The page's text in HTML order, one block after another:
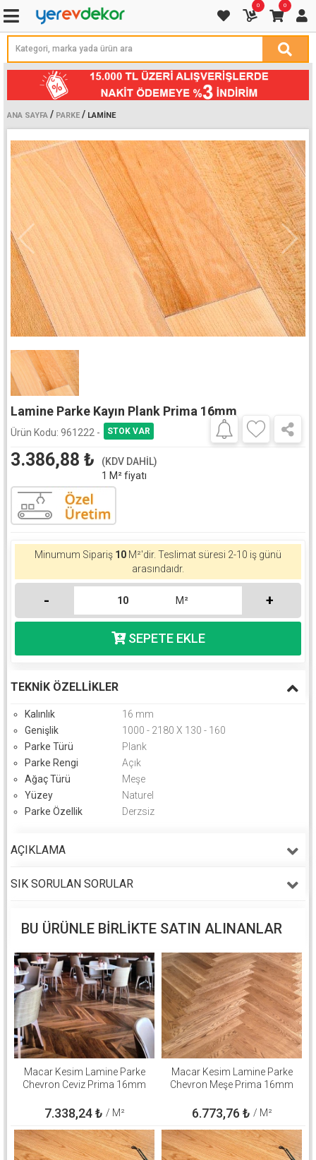
0 0
ANA SAYFA / PARKE / LAMINE
Lamine Parke Kayın Plank Prima 16mm
Ürün Kodu: 961222 -
3.386,88 ₺
(KDV DAHİL)
1 M² fiyatı
Minumum Sipariş 10 M²'dir. Teslimat süresi 2-10 iş günü
arasındaıdr.
- M² +
TEKNIK ÖZELLIKLER
Kalınlık
16 mm
Genişlik
1000 - 2180 X 130 - 160
Parke Türü
Plank
Parke Rengi
Açık
Ağaç Türü
Meşe
Yüzey
Naturel
Parke Özellik
Derzsiz
AÇIKLAMA
SIK SORULAN SORULAR
BU ÜRÜNLE BIRLIKTE SATIN ALINANLAR
Macar Kesim Lamine Parke
Chevron Ceviz Prima 16mm
7.338,24₺ / M²
Macar Kesim Lamine Parke
Chevron Meşe Prima 16mm
6.773,76 ₺ / M²